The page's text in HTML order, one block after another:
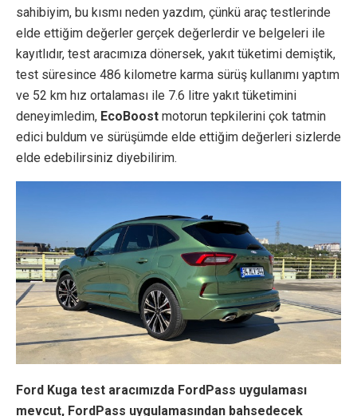
sahibiyim, bu kısmı neden yazdım, çünkü araç testlerinde
elde ettiğim değerler gerçek değerlerdir ve belgeleri ile
kayıtlıdır, test aracımıza dönersek, yakıt tüketimi demiştik,
test süresince 486 kilometre karma sürüş kullanımı yaptım
ve 52 km hız ortalaması ile 7.6 litre yakıt tüketimini
deneyimledim, EcoBoost motorun tepkilerini çok tatmin
edici buldum ve sürüşümde elde ettiğim değerleri sizlerde
elde edebilirsiniz diyebilirim.
Ford Kuga test aracımızda FordPass uygulaması
mevcut, FordPass uygulamasından bahsedecek